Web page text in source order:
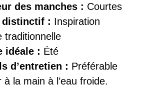
des manches : Courtes
distinctif : Inspiration
traditionnelle
idéale : Été
d’entretien : Préférable
à la main à l’eau froide.